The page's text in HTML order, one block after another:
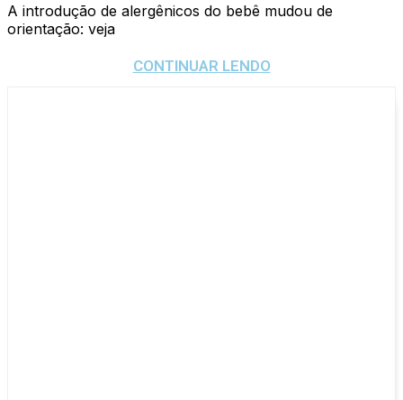
A introdução de alergênicos do bebê mudou de
orientação: veja
CONTINUAR LENDO